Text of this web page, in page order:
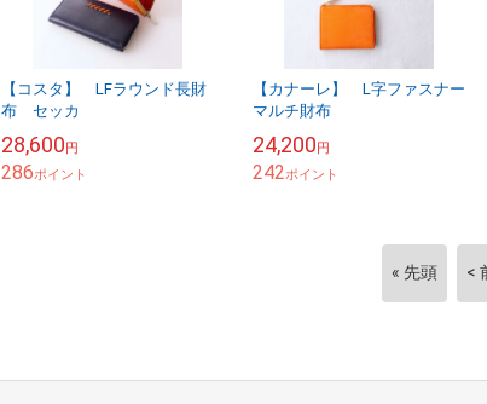
【コスタ】 LFラウンド長財
布 セッカ
28,600円
286ポイント
【カナーレ】 L字ファスナー
マルチ財布
24,200円
242ポイント
« 先頭 <